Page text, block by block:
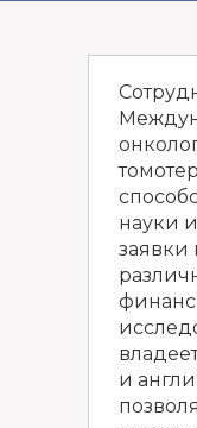
науки
заявки
и